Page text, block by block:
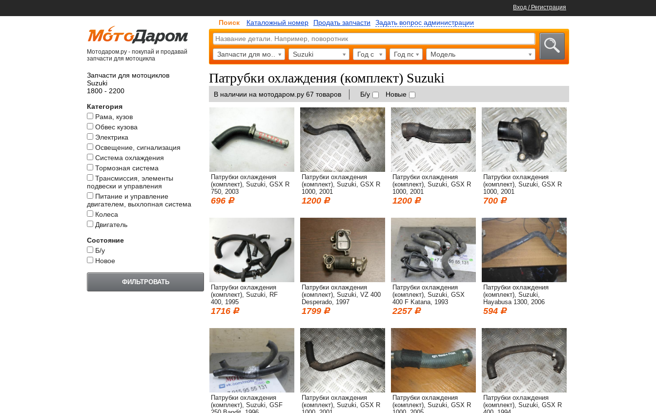
Вход / Регистрация
Мотодаром.ру - покупай и продавай
запчасти для мотоцикла
Запчасти для мотоциклов
Suzuki
1800 - 2200
Категория
Рама, кузов
Обвес кузова
Электрика
Освещение, сигнализация
Система охлаждения
Тормозная система
Трансмиссия, элементы
подвески и управления
Питание и управление
двигателем, выхлопная система
Колеса
Двигатель
Состояние
Б/у
Новое
Поиск Каталожный номер Продать запчасти Задать вопрос администрации
Suzuki Год с Год по Модель
Патрубки охлаждения (комплект) Suzuki
В наличии на мотодаром.ру 67 товаров Б/у Новые
Патрубки охлаждения
(комплект), Suzuki, GSX R
750, 2003
696
Патрубки охлаждения
(комплект), Suzuki, GSX R
1000, 2001
1200
Патрубки охлаждения
(комплект), Suzuki, GSX R
1000, 2001
1200
Патрубки охлаждения
(комплект), Suzuki, GSX R
1000, 2001
700
Патрубки охлаждения
(комплект), Suzuki, RF
400, 1995
1716
Патрубки охлаждения
(комплект), Suzuki, VZ 400
Desperado, 1997
1799
Патрубки охлаждения
(комплект), Suzuki, GSX
400 F Katana, 1993
2257
Патрубки охлаждения
(комплект), Suzuki,
Hayabusa 1300, 2006
594
Патрубки охлаждения
(комплект), Suzuki, GSF
Патрубки охлаждения
(комплект), Suzuki, GSX R
Патрубки охлаждения
(комплект), Suzuki, GSX R
Патрубки охлаждения
(комплект), Suzuki, GSX R